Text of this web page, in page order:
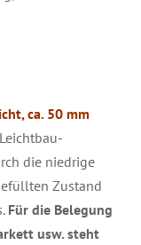
ca.50 mm
die niedrige
Zustand
Für die Belegung
usw. steht